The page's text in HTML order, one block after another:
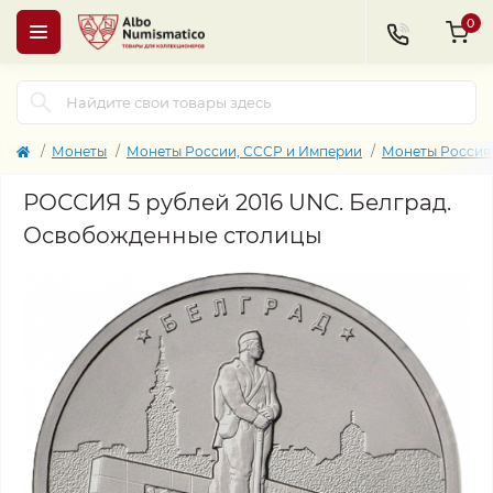
0
Монеты Монеты России, СССР и Империи Монеты Россия
РОССИЯ 5 рублей 2016 UNC. Белград.
Освобожденные столицы